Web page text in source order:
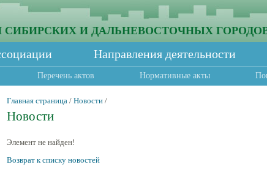
И ДАЛЬНЕВОСТОЧНЫХ
Направления деятельности
Перечень актов Нормативные акты
Главная страница / Новости /
Новости
Элемент не найден!
Возврат к списку новостей